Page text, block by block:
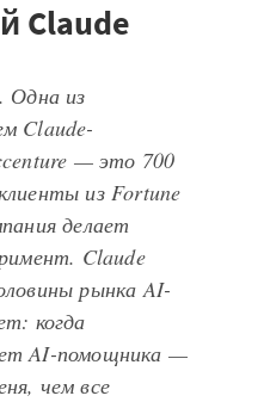
Claude
Одна из
Claude-
— это 700
из Fortune
делает
Claude
рынка AI-
когда
AI-помощника —
чем все